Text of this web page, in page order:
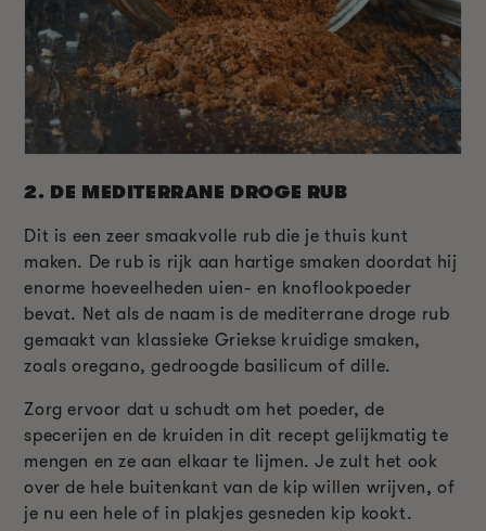
2. DE MEDITERRANE DROGE RUB
Dit is een zeer smaakvolle rub die je thuis kunt
maken. De rub is rijk aan hartige smaken doordat hij
enorme hoeveelheden uien- en knoflookpoeder
bevat. Net als de naam is de mediterrane droge rub
gemaakt van klassieke Griekse kruidige smaken,
zoals oregano, gedroogde basilicum of dille.
Zorg ervoor dat u schudt om het poeder, de
specerijen en de kruiden in dit recept gelijkmatig te
mengen en ze aan elkaar te lijmen. Je zult het ook
over de hele buitenkant van de kip willen wrijven, of
je nu een hele of in plakjes gesneden kip kookt.